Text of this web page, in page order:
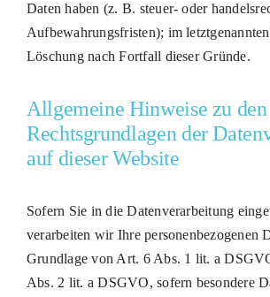
Daten haben (z. B. steuer- oder
Aufbewahrungsfristen); im
Löschung nach Fortfall dieser Gründe.
Allgemeine Hinweise zu den
Rechtsgrundlagen der
auf dieser Website
Sofern Sie in die Datenverarbeitung
verarbeiten wir Ihre personenbezogenen
Grundlage von Art. 6 Abs. 1 lit. a
Abs. 2 lit. a DSGVO, sofern besondere